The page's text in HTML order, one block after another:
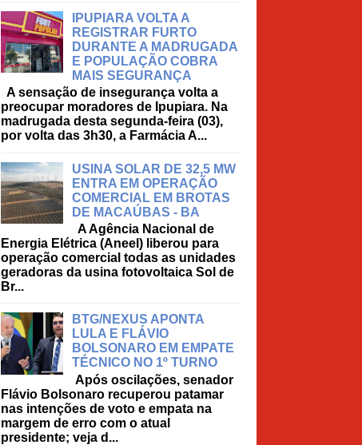
IPUPIARA VOLTA A
REGISTRAR FURTO
DURANTE A MADRUGADA
E POPULAÇÃO COBRA
MAIS SEGURANÇA
A sensação de insegurança volta a
preocupar moradores de Ipupiara. Na
madrugada desta segunda-feira (03),
por volta das 3h30, a Farmácia A...
USINA SOLAR DE 32,5 MW
ENTRA EM OPERAÇÃO
COMERCIAL EM BROTAS
DE MACAÚBAS - BA
A Agência Nacional de
Energia Elétrica (Aneel) liberou para
operação comercial todas as unidades
geradoras da usina fotovoltaica Sol de
Br...
BTG/NEXUS APONTA
LULA E FLÁVIO
BOLSONARO EM EMPATE
TÉCNICO NO 1º TURNO
Após oscilações, senador
Flávio Bolsonaro recuperou patamar
nas intenções de voto e empata na
margem de erro com o atual
presidente; veja d...